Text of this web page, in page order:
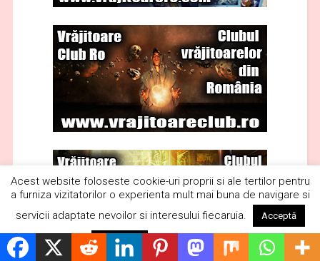
Acest website foloseste cookie-uri proprii si ale tertilor pentru
a furniza vizitatorilor o experienta mult mai buna de navigare si
servicii adaptate nevoilor si interesului fiecaruia.
Acceptă
Respinge Citește mai mult